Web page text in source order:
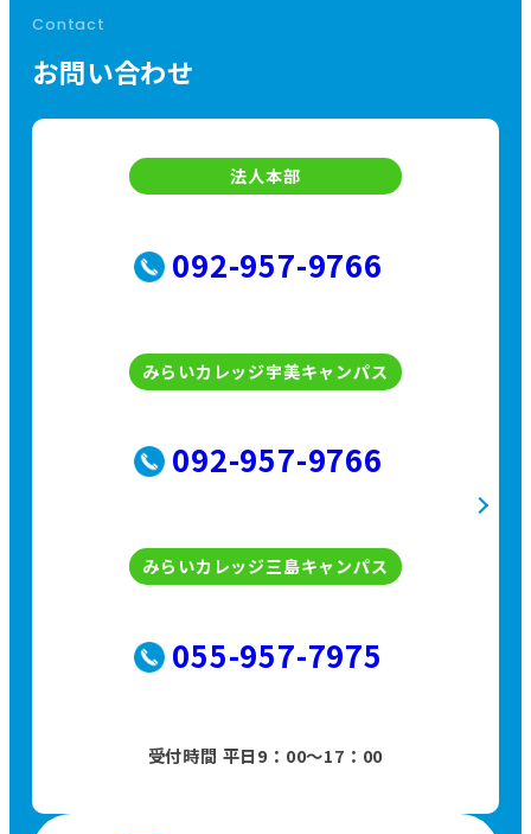
ジ
Contact
お問い合わせ
法人本部
092-957-9766
みらいカレッジ宇美キャンパス
092-957-9766
みらいカレッジ三島キャンパス
055-957-7975
受付時間 平日9：00〜17：00